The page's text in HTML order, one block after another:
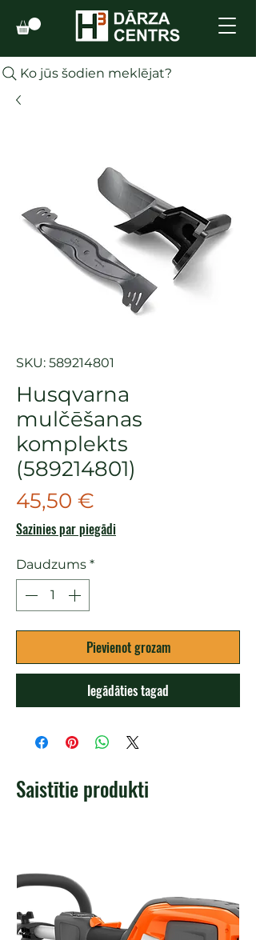
Ko jūs šodien meklējat?
SKU: 589214801
Husqvarna
mulčēšanas
komplekts
(589214801)
45,50 €
Sazinies par piegādi
Daudzums *
Pievienot grozam
Iegādāties tagad
Saistītie produkti